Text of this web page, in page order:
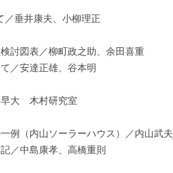
／垂井康夫、小柳理正
討図表／柳町政之助、余田喜重
／安達正雄、谷本明
早大 木村研究室
例（内山ソーラーハウス）／内山武夫
／中島康孝、高橋重則